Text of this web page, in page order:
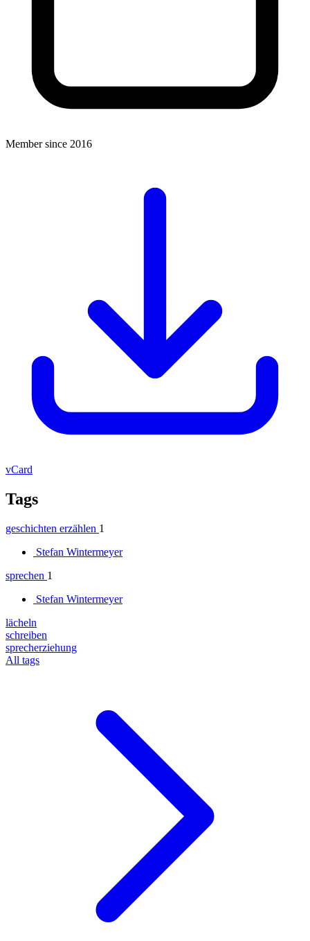
Member since 2016
vCard
Tags
geschichten erzählen 1
Stefan Wintermeyer
sprechen 1
Stefan Wintermeyer
lächeln
schreiben
sprecherziehung
All tags